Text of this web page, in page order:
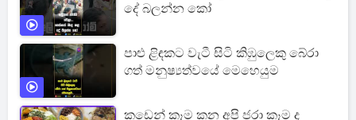
දේ බලන්න කෝ
පාළු ළිඳකට වැටී සිටි කිඹුලෙකු බේරා
ගත් මනුෂ්‍යත්වයේ මෙහෙයුම
කඩෙන් කෑම කන අපි ජරා කෑම ද